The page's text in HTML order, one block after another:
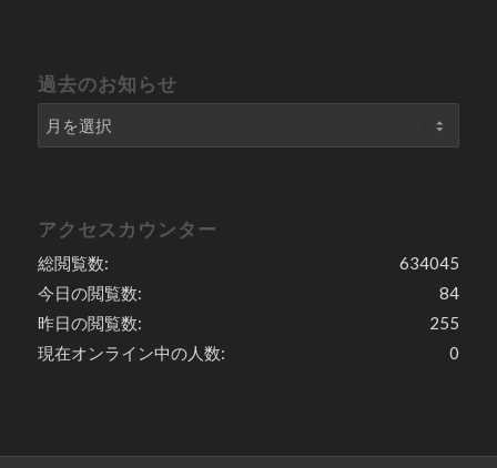
過去のお知らせ
アクセスカウンター
634045
総閲覧数:
84
今日の閲覧数:
255
昨日の閲覧数:
0
現在オンライン中の人数: